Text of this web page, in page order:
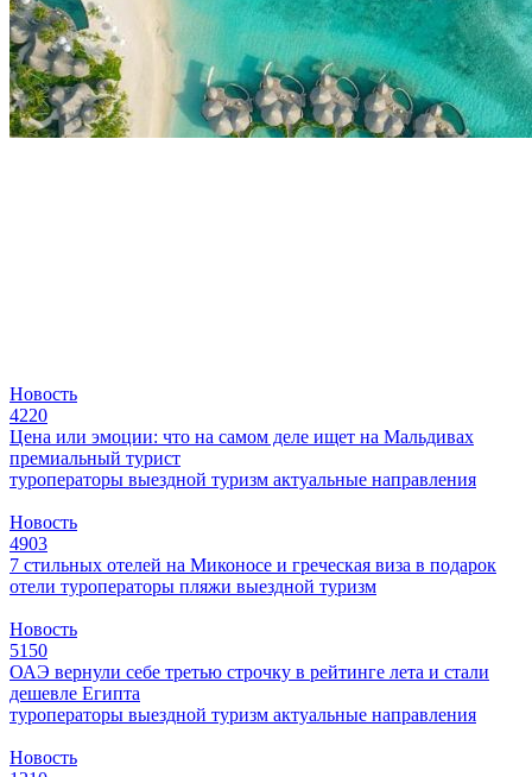
Новость
4220
Цена или эмоции: что на самом деле ищет на Мальдивах
премиальный турист
туроператоры выездной туризм актуальные направления
Новость
4903
7 стильных отелей на Миконосе и греческая виза в подарок
отели туроператоры пляжи выездной туризм
Новость
5150
ОАЭ вернули себе третью строчку в рейтинге лета и стали
дешевле Египта
туроператоры выездной туризм актуальные направления
Новость